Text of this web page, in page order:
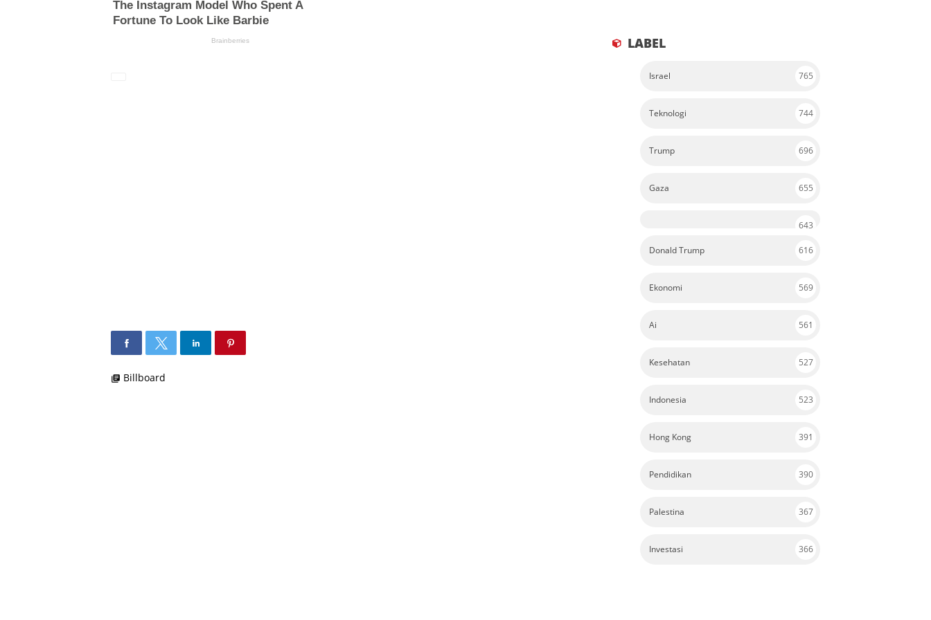
library_books Billboard
LABEL
Israel 765
Teknologi 744
Trump 696
Gaza 655
643
Donald Trump 616
Ekonomi 569
Ai 561
Kesehatan 527
Indonesia 523
Hong Kong 391
Pendidikan 390
Palestina 367
Investasi 366